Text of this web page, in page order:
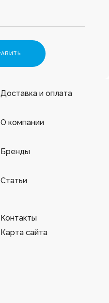
Доставка и оплата
О компании
Бренды
Статьи
Контакты
Карта сайта